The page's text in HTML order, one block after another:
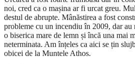
noi, cred ca o mașina ar fi urcat greu.
destul de abrupte. Mânăstirea a fost
probleme cu un incendiu în 2009, dar au
o biserica mare de lemn și încă una mai
neterminata. Am înțeles ca aici se țin
obicei de la Muntele Athos.